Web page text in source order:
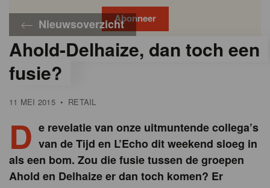
Abonneer
Nieuwsoverzicht
Ahold-Delhaize, dan toch een
fusie?
11 MEI 2015 • RETAIL
D e revelatie van onze uitmuntende collega’s
van de Tijd en L’Echo dit weekend sloeg in
als een bom. Zou die fusie tussen de groepen
Ahold en Delhaize er dan toch komen? Er
Gondola
Gondola